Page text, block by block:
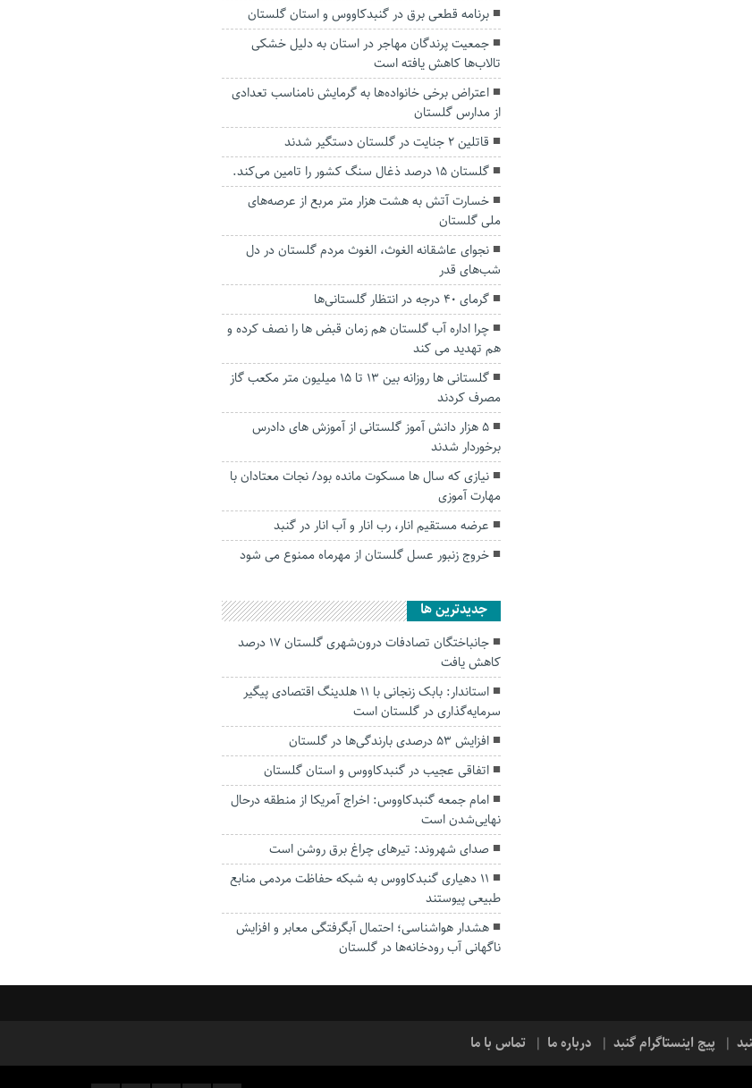
برنامه قطعی برق در گنبدکاووس و استان گلستان
جمعیت پرندگان مهاجر در استان به دلیل خشکی
تالاب‌ها کاهش یافته است
اعتراض برخی خانواده‌ها به گرمایش نامناسب تعدادی
از مدارس گلستان
قاتلین ۲ جنایت در گلستان دستگیر شدند
گلستان ۱۵ درصد ذغال سنگ کشور را تامین می‌کند.
خسارت آتش به هشت هزار متر مربع از عرصه‌های
ملی گلستان
نجوای عاشقانه الغوث، الغوث مردم گلستان در دل
شب‌های قدر
گرمای ۴۰ درجه در انتظار گلستانی‌ها
چرا اداره آب گلستان هم زمان قبض ها را نصف کرده و
هم تهدید می کند
گلستانی ها روزانه بین ۱۳ تا ۱۵ میلیون متر مکعب گاز
مصرف کردند
۵ هزار دانش آموز گلستانی از آموزش های دادرس
برخوردار شدند
نیازی که سال ها مسکوت مانده بود/ نجات معتادان با
مهارت آموزی
عرضه مستقیم انار، رب انار و آب انار در گنبد
خروج زنبور عسل گلستان از مهرماه ممنوع می شود
جديدترين ها
جانباختگان تصادفات درون‌شهری گلستان ۱۷ درصد
کاهش یافت
استاندار: بابک زنجانی با ۱۱ هلدینگ اقتصادی پیگیر
سرمایه‌گذاری در گلستان است
افزایش ۵۳ درصدی بارندگی‌ها در گلستان
اتفاقی عجیب در‌ گنبدکاووس و استان گلستان
امام جمعه گنبدکاووس: اخراج آمریکا از منطقه درحال
نهایی‌شدن است
صدای شهروند: تیرهای چراغ برق روشن است
۱۱ دهیاری گنبدکاووس به شبکه حفاظت مردمی منابع
طبیعی پیوستند
هشدار هواشناسی؛ احتمال آبگرفتگی معابر و افزایش
ناگهانی آب رودخانه‌ها در گلستان
پیج اینستاگرام گنبد درباره ما تماس با ما